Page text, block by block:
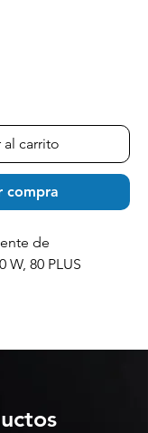
carrito
compra
de
W, 80 PLUS